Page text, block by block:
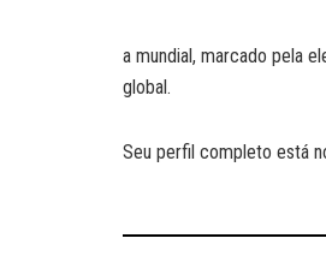
a mundial, marcado pela
global.
Seu perfil completo está